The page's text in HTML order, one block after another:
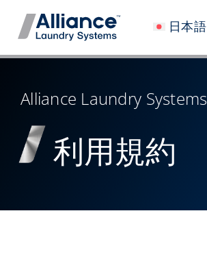
日本語
私たちと働く
私たちのインパクト
ニュースルーム
Alliance Laundry Systems
利用規約